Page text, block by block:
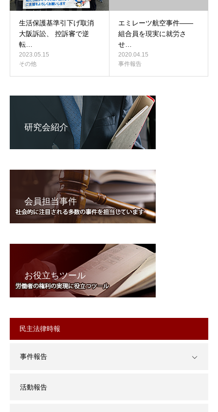
生活保護基準引下げ取消
大阪訴訟、 控訴審で逆
転…
2023.05.15
その他
エミレーツ航空事件――
組合員を現実に就労さ
せ…
2020.04.15
事件報告
研究会紹介
会員担当事件
お役立ちツール
民主法律時報
事件報告
活動報告